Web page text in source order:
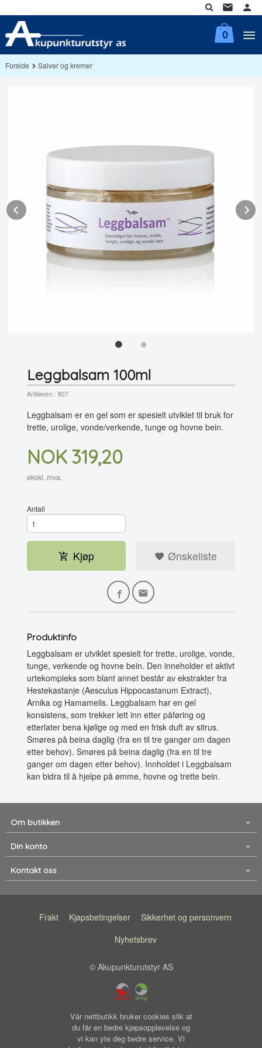
til
innholdet
0
Forside Salver og kremer
Prev
Leggbalsam 100ml
Artikkelnr.: 807
Leggbalsam er en gel som er spesielt utviklet til bruk for
trette, urolige, vonde/verkende, tunge og hovne bein.
Pris
NOK 319,20
ekskl. mva.
Antall
Kjøp Ønskeliste
Produktinfo
Leggbalsam er utviklet spesielt for trette, urolige, vonde,
tunge, verkende og hovne bein. Den inneholder et aktivt
urtekompleks som blant annet består av ekstrakter fra
Hestekastanje (Aesculus Hippocastanum Extract),
Arnika og Hamamelis. Leggbalsam har en gel
konsistens, som trekker lett inn etter påføring og
etterlater bena kjølige og med en frisk duft av sitrus.
Smøres på beina daglig (fra en til tre ganger om dagen
etter behov). Smøres på beina daglig (fra en til tre
ganger om dagen etter behov). Innholdet i Leggbalsam
kan bidra til å hjelpe på ømme, hovne og trette bein.
Om butikken
Din konto
Kontakt oss
Frakt Kjøpsbetingelser
Sikkerhet og personvern
Nyhetsbrev
© Akupunkturutstyr AS
Vår nettbutikk bruker cookies slik at
du får en bedre kjøpsopplevelse og
vi kan yte deg bedre service. Vi